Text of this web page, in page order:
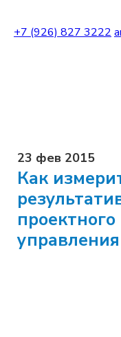
+7 (926) 827 3222
23 фев 2015
Как
проектного
управления